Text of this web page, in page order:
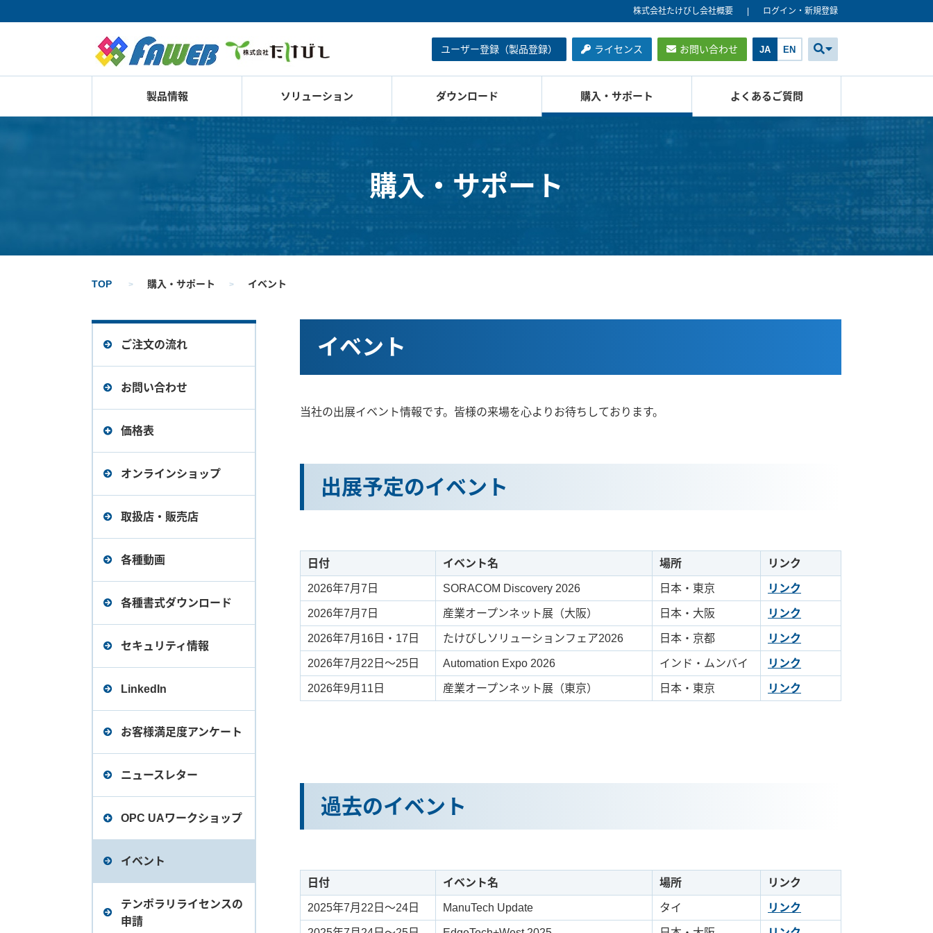
株式会社たけびし会社概要 ログイン・新規登録
ユーザー登録（製品登録） ライセンス お問い合わせ JA EN
製品情報 ソリューション ダウンロード 購入・サポート よくあるご質問
購入・サポート
TOP 購入・サポート イベント
ご注文の流れ
お問い合わせ
価格表
デバイスエクスプローラ
OPCサーバー Ver.5（旧バ
ージョン）価格表
デバイスエクスプローラ
データロガー Ver.2（旧バ
オンラインショップ
取扱店・販売店
各種動画
各種書式ダウンロード
セキュリティ情報
LinkedIn
お客様満足度アンケート
ニュースレター
OPC UAワークショップ
【第1回】OPCとは？たけ
イベント
テンポラリライセンスの
申請
イベント
当社の出展イベント情報です。皆様の来場を心よりお待ちしております。
出展予定のイベント
日付 イベント名 場所 リンク
2026年7月7日 SORACOM Discovery 2026 日本・東京 リンク
2026年7月7日 産業オープンネット展（大阪） 日本・大阪 リンク
2026年7月16日・17日 たけびしソリューションフェア2026 日本・京都 リンク
2026年7月22日～25日 Automation Expo 2026 インド・ムンバイ リンク
2026年9月11日 産業オープンネット展（東京） 日本・東京 リンク
過去のイベント
日付 イベント名 場所 リンク
2025年7月22日～24日 ManuTech Update タイ リンク